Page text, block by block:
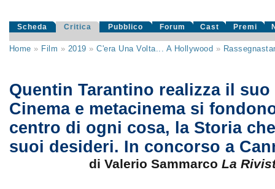
Scheda Critica Pubblico Forum Cast Premi
Home » Film » 2019 »C'era Una Volta... A Hollywood »
Quentin Tarantino realizza il
Cinema e metacinema si
centro di ogni cosa, la Storia
suoi desideri. In concorso a
di Valerio Sammarco La